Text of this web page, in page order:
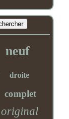
neuf
droite
complet
original